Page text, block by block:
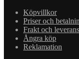
Köpvillkor
Priser och
Frakt och leverans
Ångra köp
Reklamation